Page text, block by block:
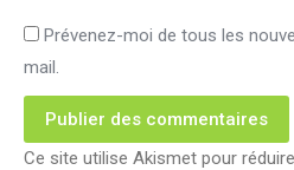
Prévenez-moi de tous les
mail.
Publier des commentaires
Ce site utilise Akismet pour